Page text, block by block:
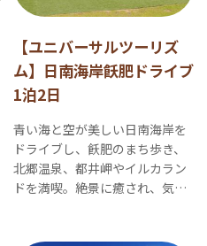
【ユニバーサルツーリズ
ム】日南海岸飫肥ドライブ
1泊2日
青い海と空が美しい日南海岸を
ドライブし、飫肥のまち歩き、
北郷温泉、都井岬やイルカラン
ドを満喫。絶景に癒され、気持